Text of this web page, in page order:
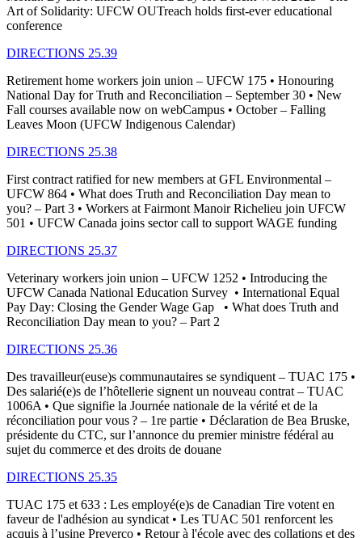
Art of Solidarity: UFCW OUTreach holds first-ever educational
conference
DIRECTIONS 25.39
Retirement home workers join union – UFCW 175 • Honouring
National Day for Truth and Reconciliation – September 30 • New
Fall courses available now on webCampus • October – Falling
Leaves Moon (UFCW Indigenous Calendar)
DIRECTIONS 25.38
First contract ratified for new members at GFL Environmental –
UFCW 864 • What does Truth and Reconciliation Day mean to
you? – Part 3 • Workers at Fairmont Manoir Richelieu join UFCW
501 • UFCW Canada joins sector call to support WAGE funding
DIRECTIONS 25.37
Veterinary workers join union – UFCW 1252 • Introducing the
UFCW Canada National Education Survey • International Equal
Pay Day: Closing the Gender Wage Gap • What does Truth and
Reconciliation Day mean to you? – Part 2
DIRECTIONS 25.36
Des travailleur(euse)s communautaires se syndiquent – TUAC 175 •
Des salarié(e)s de l’hôtellerie signent un nouveau contrat – TUAC
1006A • Que signifie la Journée nationale de la vérité et de la
réconciliation pour vous ? – 1re partie • Déclaration de Bea Bruske,
présidente du CTC, sur l’annonce du premier ministre fédéral au
sujet du commerce et des droits de douane
DIRECTIONS 25.35
TUAC 175 et 633 : Les employé(e)s de Canadian Tire votent en
faveur de l'adhésion au syndicat • Les TUAC 501 renforcent les
acquis à l’usine Preverco • Retour à l'école avec des collations et des